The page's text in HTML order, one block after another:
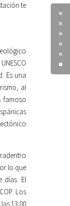
te
Es una
al
famoso
lo que
días. El
Los
13:00